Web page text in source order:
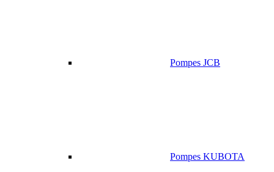
Pompes JCB
Pompes KUBOTA